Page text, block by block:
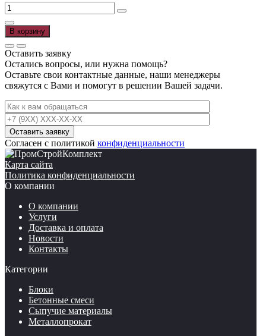
цена
составляла
230,00 ₽.
цена:
200,00 ₽.
Количество
товара
Песок
50
кг.
В корзину
Оставить заявку
Остались вопросы, или нужна помощь?
Оставьте свои контактные данные, наши менеджеры
свяжутся с Вами и помогут в решении Вашей задачи.
Согласен с политикой конфиденциальности
Карта сайта
Политика конфиденциальности
О компании
О компании
Услуги
Доставка и оплата
Новости
Контакты
Категории
Блоки
Бетонные смеси
Сыпучие материалы
Металлопрокат